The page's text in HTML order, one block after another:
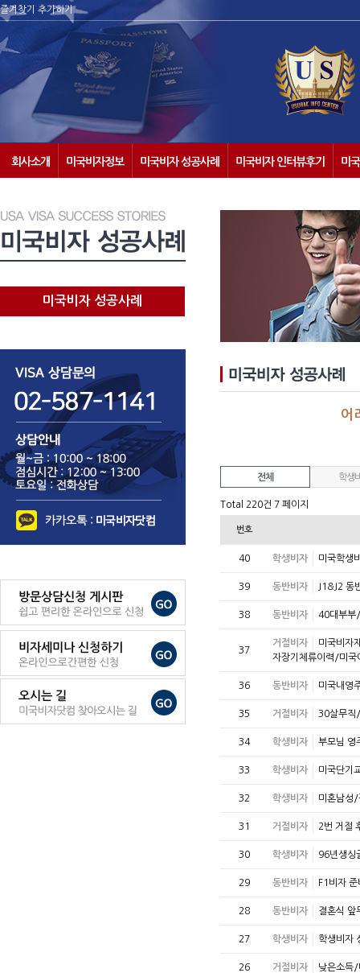
즐겨찾기 추가하기
회사소개 미국비자정보 미국비자 성공사례 미국비자 인터뷰후기 미
미국비자 성공사례
어
전체 학생
Total 220건 7 페이지
번호
40 학생비자 미국학생
39 동반비자 J1&J2 동
38 동반비자 40대부부
37
거절비자
미국비자
자장기체류이력/미국
36 동반비자 미국내영
35 거절비자 30살무직
34 학생비자 부모님 영
33 학생비자 미국단기
32 학생비자 미혼남성/
31 거절비자 2번 거절
30 학생비자 96년생싱
29 동반비자 F1비자
28 동반비자 결혼식 앞
27 학생비자 학생비자
26 거절비자 낮은소득/